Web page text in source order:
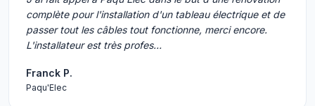
complète pour l'installation d'un tableau électrique et de
passer tout les câbles tout fonctionne, merci encore.
L'installateur est très profes…
Franck P.
Paqu'Elec